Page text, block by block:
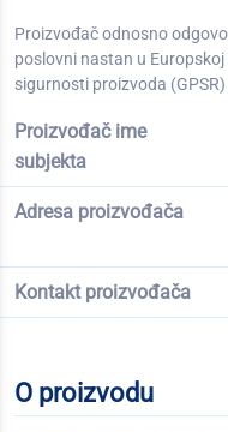
Proizvođač odnosno
poslovni nastan u
sigurnosti proizvoda (GPSR)
Proizvođač ime
subjekta
Adresa proizvođača
Kontakt proizvođača
O proizvodu